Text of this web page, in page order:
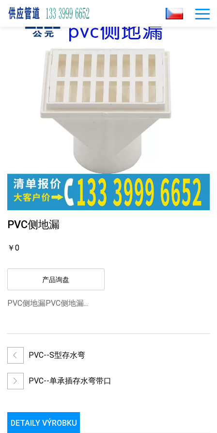
PVC侧地漏
￥0
产品询盘
PVC侧地漏PVC侧地漏...
PVC--S型存水弯
PVC--单承插存水弯带口
DETAILY VÝROBKU